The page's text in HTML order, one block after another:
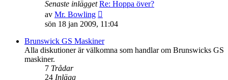
Senaste inlägget Re: Hoppa över?
av Mr. Bowling
till
senaste
inlägget
sön 18 jan 2009, 11:04
Brunswick GS Maskiner
Alla diskutioner är välkomna som handlar om Brunswicks GS
maskiner.
7 Trådar
24 Inlägg